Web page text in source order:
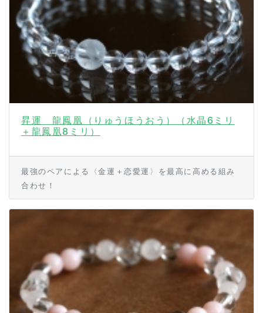
昇運 龍鳳凰（りゅうほうおう）（水晶6ミリ
＋龍鳳凰8ミリ）
最強のペアによる〈金運＋恋愛運〉を最高に高める組み
合わせ！